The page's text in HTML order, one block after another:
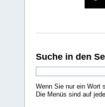
Suche in den
Wenn Sie nur ein Wort
Die Menüs sind auf